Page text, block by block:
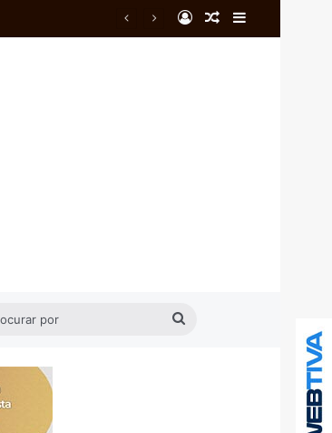
EntrarArtigo aleatório
Barra Lateral
Procurar